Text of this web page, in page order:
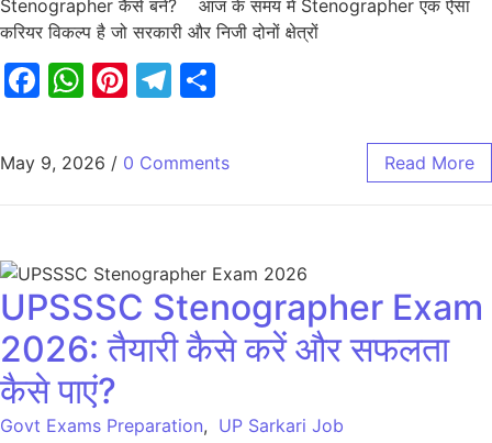
Stenographer कैसे बनें? आज के समय में Stenographer एक ऐसा
करियर विकल्प है जो सरकारी और निजी दोनों क्षेत्रों
Facebook
WhatsApp
Pinterest
Telegram
May 9, 2026 / 0 Comments Read More
UPSSSC Stenographer Exam
2026: तैयारी कैसे करें और सफलता
कैसे पाएं?
Govt Exams Preparation, UP Sarkari Job